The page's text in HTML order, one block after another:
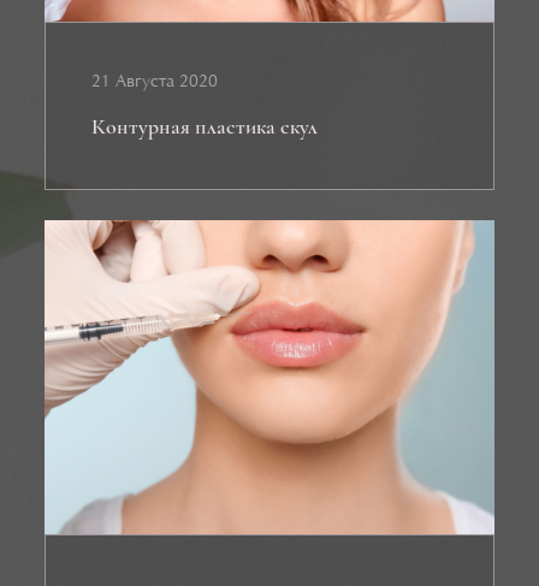
21 Августа 2020
Контурная пластика скул